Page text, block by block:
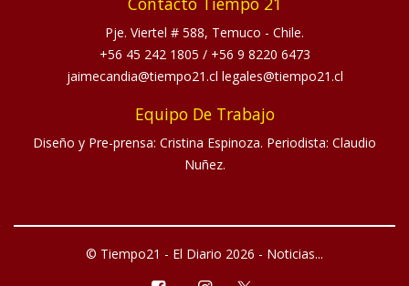
Pje. Viertel # 588, Temuco - Chile.
+56 45 242 1805 / +56 9 8220 6473
jaimecandia@tiempo21.cl legales@tiempo21.cl
Equipo De Trabajo
Diseño y Pre-prensa: Cristina Espinoza. Periodista: Claudio
Nuñez.
© Tiempo21 - El Diario 2026 - Noticias...